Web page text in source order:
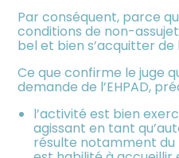
Par conséquent, parce
conditions de non-
bel et bien s’acquitter de
Ce que confirme le juge
demande de l’EHPAD,
l’activité est bien
agissant en tant
résulte notamment du